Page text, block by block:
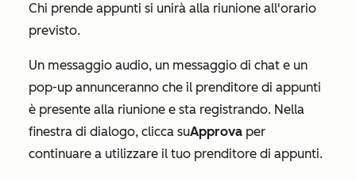
Chi prende appunti si unirà alla riunione all'orario
previsto.
Un messaggio audio, un messaggio di chat e un
pop-up annunceranno che il prenditore di appunti
è presente alla riunione e sta registrando. Nella
finestra di dialogo, clicca suApprova per
continuare a utilizzare il tuo prenditore di appunti.